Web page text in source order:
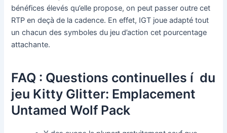
bénéfices élevés qu’elle propose, on peut passer outre cet
RTP en deçà de la cadence. En effet, IGT joue adapté tout
un chacun des symboles du jeu d’action cet pourcentage
attachante.
FAQ : Questions continuelles í du
jeu Kitty Glitter: Emplacement
Untamed Wolf Pack